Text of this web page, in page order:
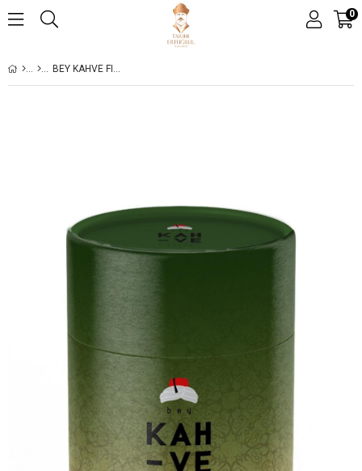
0
BEY KAHVE FISTIKLI DIBEK KAHVESI SILINDIR 250 G